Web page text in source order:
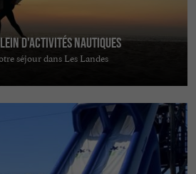
d'activités nautiques
séjour dans Les Landes